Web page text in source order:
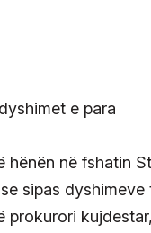
në fshatin
sipas
prokurori